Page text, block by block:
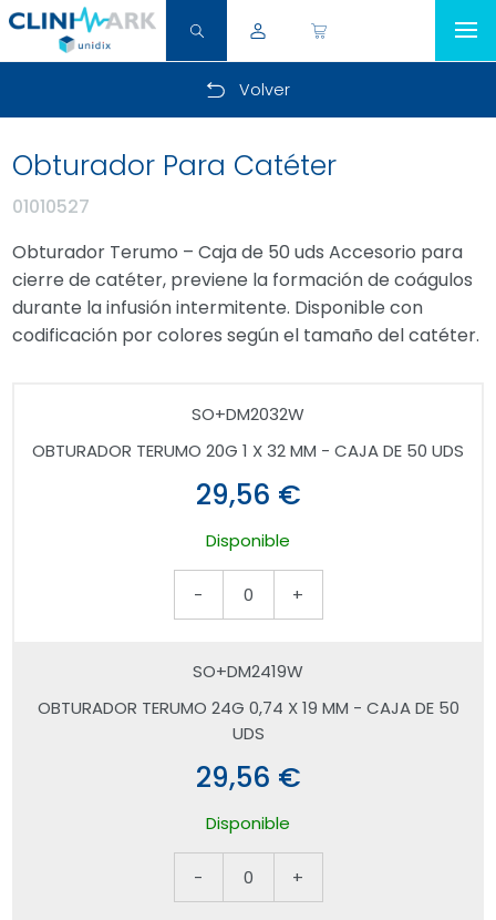
Volver
Obturador Para Catéter
01010527
Obturador Terumo – Caja de 50 uds Accesorio para
cierre de catéter, previene la formación de coágulos
durante la infusión intermitente. Disponible con
codificación por colores según el tamaño del catéter.
SO+DM2032W
OBTURADOR TERUMO 20G 1 X 32 MM - CAJA DE 50 UDS
29,56 €
Disponible
- 0 +
SO+DM2419W
OBTURADOR TERUMO 24G 0,74 X 19 MM - CAJA DE 50
UDS
29,56 €
Disponible
- 0 +